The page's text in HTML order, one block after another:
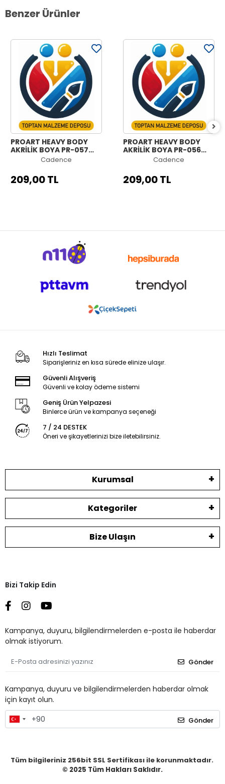
Benzer Ürünler
PROART HEAVY BODY
AKRİLİK BOYA PR-057
KALICI KOYU YEŞİL 120ML
Cadence
209,00 TL
PROART HEAVY BODY
AKRİLİK BOYA PR-056
ULTRAMARİN MENEKŞE
Cadence
209,00 TL
Hızlı Teslimat
Siparişleriniz en kısa sürede elinize ulaşır.
Güvenli Alışveriş
Güvenli ve kolay ödeme sistemi
Geniş Ürün Yelpazesi
Binlerce ürün ve kampanya seçeneği
7 / 24 DESTEK
Öneri ve şikayetlerinizi bize iletebilirsiniz.
Kurumsal
Kategoriler
Bize Ulaşın
Bizi Takip Edin
Kampanya, duyuru, bilgilendirmelerden e-posta ile haberdar
olmak istiyorum.
Gönder
Kampanya, duyuru ve bilgilendirmelerden haberdar olmak
için kayıt olun.
Gönder
Tüm bilgileriniz 256bit SSL Sertifikası ile korunmaktadır.
© 2025 Tüm Hakları Saklıdır.